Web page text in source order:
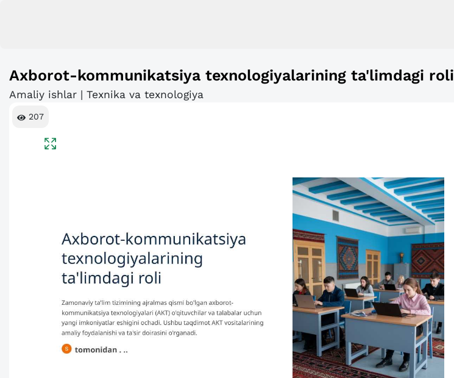
Axborot-kommunikatsiya texnologiyalarining ta'limdagi roli
Amaliy ishlar | Texnika va texnologiya
207